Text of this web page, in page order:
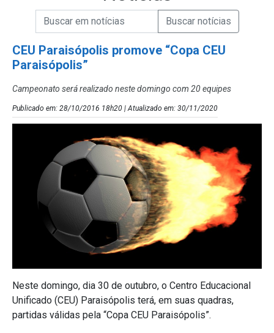
Campo de Busca de Notícias
Campo de Busca de informaçõesEnviar a Busca de Notícias
CEU Paraisópolis promove “Copa CEU
Paraisópolis”
Campeonato será realizado neste domingo com 20 equipes
Publicado em: 28/10/2016 18h20 | Atualizado em: 30/11/2020
Neste domingo, dia 30 de outubro, o Centro Educacional
Unificado (CEU) Paraisópolis terá, em suas quadras,
partidas válidas pela “Copa CEU Paraisópolis”.